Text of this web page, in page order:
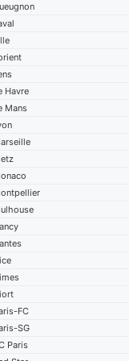
Havre
Mans
FC
SG
Paris